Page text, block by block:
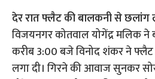
देर रात फ्लैट की बालकनी से छलांग
विजयनगर कोतवाल योगेंद्र मलिक ने
करीब 3:00 बजे विनोद शंकर ने
लगा दी। गिरने की आवाज सुनकर